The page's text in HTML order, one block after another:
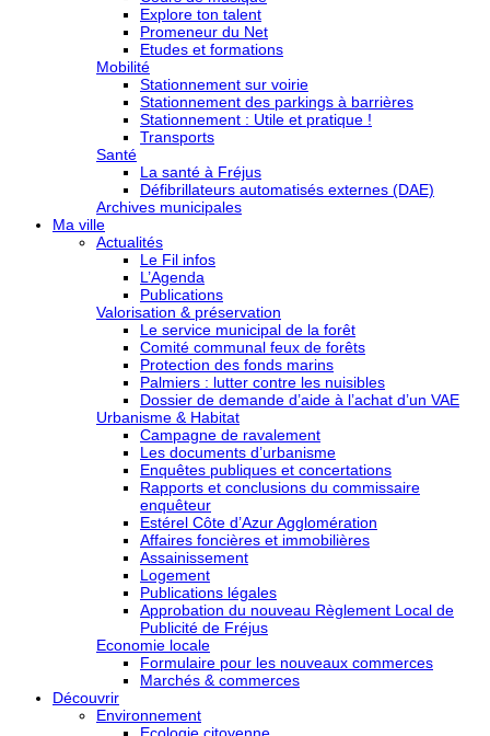
Explore ton talent
Promeneur du Net
Etudes et formations
Mobilité
Stationnement sur voirie
Stationnement des parkings à barrières
Stationnement : Utile et pratique !
Transports
Santé
La santé à Fréjus
Défibrillateurs automatisés externes (DAE)
Archives municipales
Ma ville
Actualités
Le Fil infos
L’Agenda
Publications
Valorisation & préservation
Le service municipal de la forêt
Comité communal feux de forêts
Protection des fonds marins
Palmiers : lutter contre les nuisibles
Dossier de demande d’aide à l’achat d’un VAE
Urbanisme & Habitat
Campagne de ravalement
Les documents d’urbanisme
Enquêtes publiques et concertations
Rapports et conclusions du commissaire
enquêteur
Estérel Côte d’Azur Agglomération
Affaires foncières et immobilières
Assainissement
Logement
Publications légales
Approbation du nouveau Règlement Local de
Publicité de Fréjus
Economie locale
Formulaire pour les nouveaux commerces
Marchés & commerces
Découvrir
Environnement